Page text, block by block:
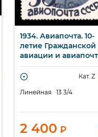
Быстрый
1934. Авиапочта. 10-
летие Гражданской
авиации и
Самолет АНТ-9 над
каналом им.
Кат. Z
Линейная 13 3/4
2 400 ₽